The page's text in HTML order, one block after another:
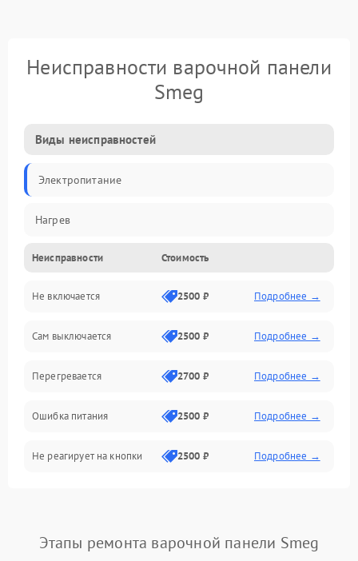
Неисправности варочной панели
Smeg
Виды неисправностей
Электропитание
Нагрев
Неисправности Стоимость
Не включается 2500 ₽ Подробнее →
Сам выключается 2500 ₽ Подробнее →
Перегревается 2700 ₽ Подробнее →
Ошибка питания 2500 ₽ Подробнее →
Не реагирует на кнопки 2500 ₽ Подробнее →
Этапы ремонта варочной панели Smeg